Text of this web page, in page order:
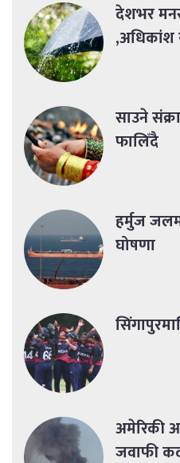
देशभर
,अधिकांश
साउने
फालिँदै
हर्मुज
घोषणा
अमेरिकी
जवाफी